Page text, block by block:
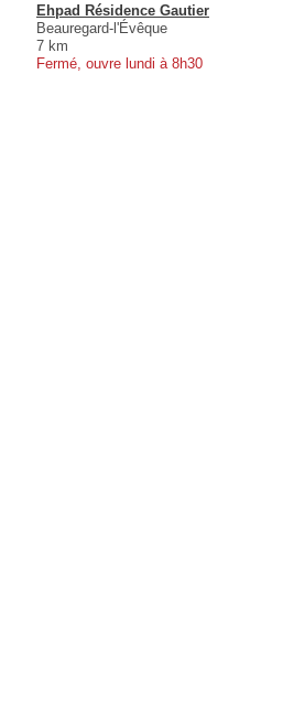
Ehpad Résidence Gautier
Beauregard-l'Évêque
7 km
Fermé, ouvre lundi à 8h30